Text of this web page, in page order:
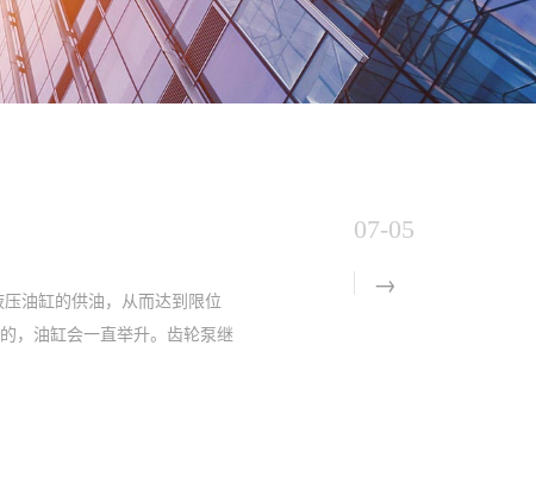
07-05
油缸的供油，从而达到限位
，油缸会一直举升。齿轮泵继